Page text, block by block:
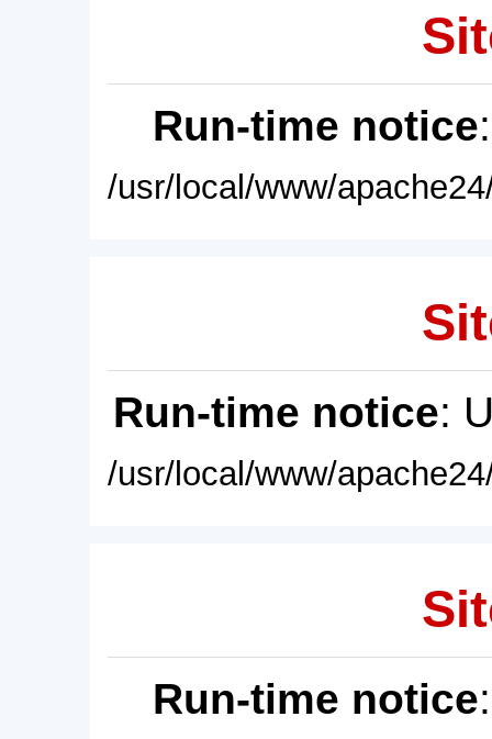
Run-time notice
/usr/local/www/
Run-time notice:
/usr/local/www/
Run-time notice